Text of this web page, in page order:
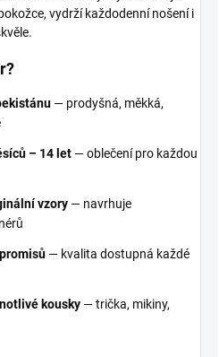
vydrží každodenní nošení i
— prodyšná, měkká,
– 14 let — oblečení pro každou
vzory — navrhuje
— kvalita dostupná každé
kousky — trička, mikiny,